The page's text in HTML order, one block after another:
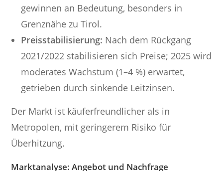
gewinnen an Bedeutung, besonders in
Grenznähe zu Tirol.
Preisstabilisierung: Nach dem Rückgang
2021/2022 stabilisieren sich Preise; 2025 wird
moderates Wachstum (1–4 %) erwartet,
getrieben durch sinkende Leitzinsen.
Der Markt ist käuferfreundlicher als in
Metropolen, mit geringerem Risiko für
Überhitzung.
Marktanalyse: Angebot und Nachfrage